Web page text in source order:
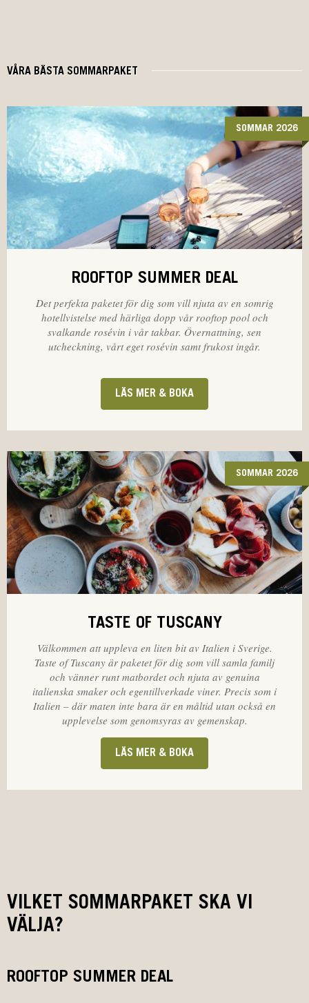
VÅRA BÄSTA SOMMARPAKET
SOMMAR 2026
ROOFTOP SUMMER DEAL
Det perfekta paketet för dig som vill njuta av en somrig
hotellvistelse med härliga dopp vår rooftop pool och
svalkande rosévin i vår takbar. Övernattning, sen
utcheckning, vårt eget rosévin samt frukost ingår.
LÄS MER & BOKA
SOMMAR 2026
TASTE OF TUSCANY
Välkommen att uppleva en liten bit av Italien i Sverige.
Taste of Tuscany är paketet för dig som vill samla familj
och vänner runt matbordet och njuta av genuina
italienska smaker och egentillverkade viner. Precis som i
Italien – där maten inte bara är en måltid utan också en
upplevelse som genomsyras av gemenskap.
LÄS MER & BOKA
VILKET SOMMARPAKET SKA VI
VÄLJA?
ROOFTOP SUMMER DEAL